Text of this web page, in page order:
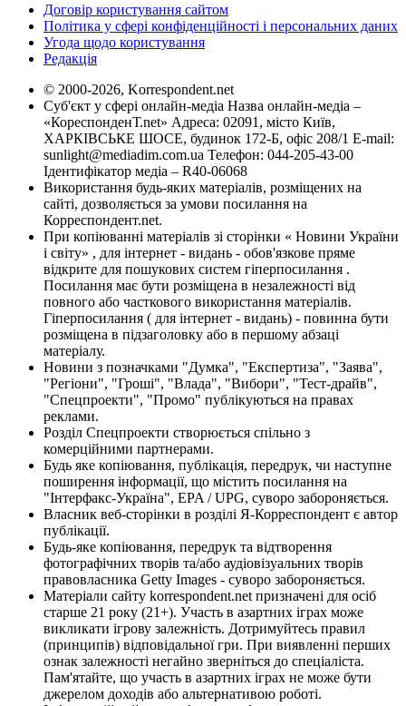
Договір користування сайтом
Політика у сфері конфіденційності і персональних даних
Угода щодо користування
Редакція
© 2000-2026, Korrespondent.net
Суб'єкт у сфері онлайн-медіа Назва онлайн-медіа –
«КореспонденТ.net» Адреса: 02091, місто Київ,
ХАРКІВСЬКЕ ШОСЕ, будинок 172-Б, офіс 208/1 E-mail:
sunlight@mediadim.com.ua Телефон: 044-205-43-00
Ідентифікатор медіа – R40-06068
Використання будь-яких матеріалів, розміщених на
сайті, дозволяється за умови посилання на
Корреспондент.net.
При копіюванні матеріалів зі сторінки « Новини України
і світу» , для інтернет - видань - обов'язкове пряме
відкрите для пошукових систем гіперпосилання .
Посилання має бути розміщена в незалежності від
повного або часткового використання матеріалів.
Гіперпосилання ( для інтернет - видань) - повинна бути
розміщена в підзаголовку або в першому абзаці
матеріалу.
Новини з позначками "Думка", "Експертиза", "Заява",
"Регіони", "Гроші", "Влада", "Вибори", "Тест-драйв",
"Спецпроекти", "Промо" публікуються на правах
реклами.
Розділ Спецпроекти створюється спільно з
комерційними партнерами.
Будь яке копіювання, публікація, передрук, чи наступне
поширення інформації, що містить посилання на
"Інтерфакс-Україна", EPA / UPG, суворо забороняється.
Власник веб-сторінки в розділі Я-Корреспондент є автор
публікації.
Будь-яке копіювання, передрук та відтворення
фотографічних творів та/або аудіовізуальних творів
правовласника Getty Images - суворо забороняється.
Матеріали сайту korrespondent.net призначені для осіб
старше 21 року (21+). Участь в азартних іграх може
викликати ігрову залежність. Дотримуйтесь правил
(принципів) відповідальної гри. При виявленні перших
ознак залежності негайно зверніться до спеціаліста.
Пам'ятайте, що участь в азартних іграх не може бути
джерелом доходів або альтернативою роботі.